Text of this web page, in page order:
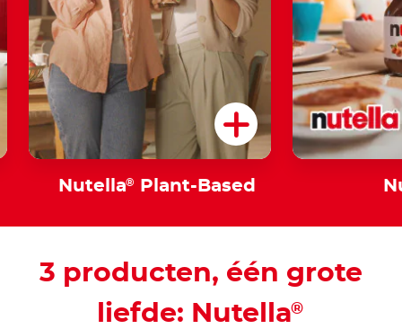
Nutella® Plant-Based
3 producten, één grote
liefde: Nutella®